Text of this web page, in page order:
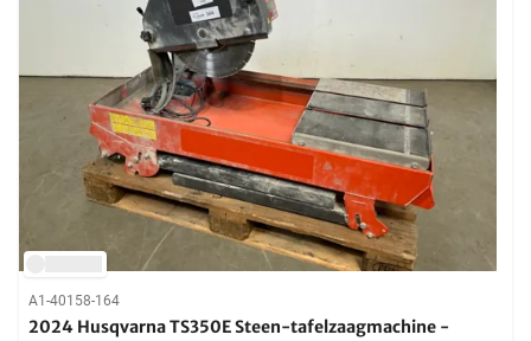
A1-40158-164
2024 Husqvarna TS350E Steen-tafelzaagmachine -